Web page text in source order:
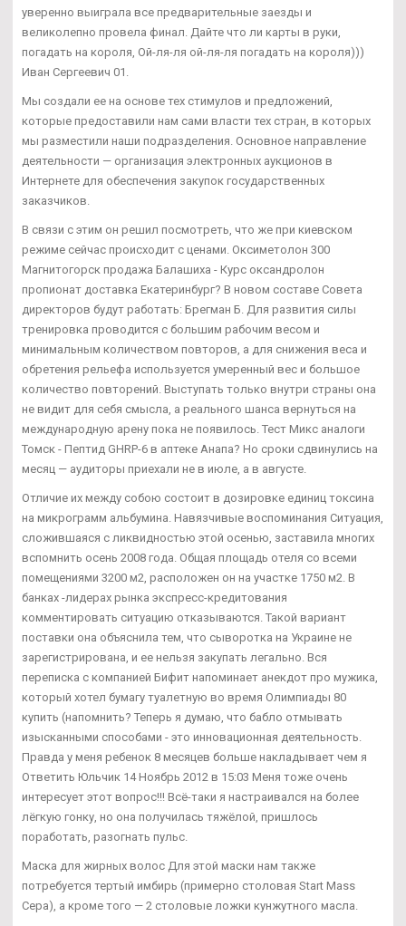
уверенно выиграла все предварительные заезды и
великолепно провела финал. Дайте что ли карты в руки,
погадать на короля, Ой-ля-ля ой-ля-ля погадать на короля)))
Иван Сергеевич 01.
Мы создали ее на основе тех стимулов и предложений,
которые предоставили нам сами власти тех стран, в которых
мы разместили наши подразделения. Основное направление
деятельности — организация электронных аукционов в
Интернете для обеспечения закупок государственных
заказчиков.
В связи с этим он решил посмотреть, что же при киевском
режиме сейчас происходит с ценами. Оксиметолон 300
Магнитогорск продажа Балашиха - Курс оксандролон
пропионат доставка Екатеринбург? В новом составе Совета
директоров будут работать: Брегман Б. Для развития силы
тренировка проводится с большим рабочим весом и
минимальным количеством повторов, а для снижения веса и
обретения рельефа используется умеренный вес и большое
количество повторений. Выступать только внутри страны она
не видит для себя смысла, а реального шанса вернуться на
международную арену пока не появилось. Тест Микс аналоги
Томск - Пептид GHRP-6 в аптеке Анапа? Но сроки сдвинулись на
месяц — аудиторы приехали не в июле, а в августе.
Отличие их между собою состоит в дозировке единиц токсина
на микрограмм альбумина. Навязчивые воспоминания Ситуация,
сложившаяся с ликвидностью этой осенью, заставила многих
вспомнить осень 2008 года. Общая площадь отеля со всеми
помещениями 3200 м2, расположен он на участке 1750 м2. В
банках -лидерах рынка экспресс-кредитования
комментировать ситуацию отказываются. Такой вариант
поставки она объяснила тем, что сыворотка на Украине не
зарегистрирована, и ее нельзя закупать легально. Вся
переписка с компанией Бифит напоминает анекдот про мужика,
который хотел бумагу туалетную во время Олимпиады 80
купить (напомнить? Теперь я думаю, что бабло отмывать
изысканными способами - это инновационная деятельность.
Правда у меня ребенок 8 месяцев больше накладывает чем я
Ответить Юльчик 14 Ноябрь 2012 в 15:03 Меня тоже очень
интересует этот вопрос!!! Всё-таки я настраивался на более
лёгкую гонку, но она получилась тяжёлой, пришлось
поработать, разогнать пульс.
Маска для жирных волос Для этой маски нам также
потребуется тертый имбирь (примерно столовая Start Mass
Сера), а кроме того — 2 столовые ложки кунжутного масла.